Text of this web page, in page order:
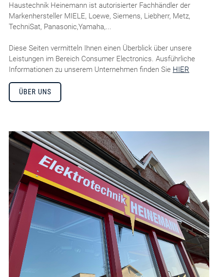
Haustechnik Heinemann ist autorisierter Fachhändler der
Markenhersteller MIELE, Loewe, Siemens, Liebherr, Metz,
TechniSat, Panasonic,Yamaha,...
Diese Seiten vermitteln Ihnen einen Überblick über unsere
Leistungen im Bereich Consumer Electronics. Ausführliche
Informationen zu unserem Unternehmen finden Sie HIER
ÜBER UNS